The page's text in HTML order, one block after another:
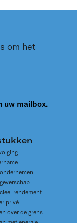
om het
uw mailbox.
rendement
privé
over de grens